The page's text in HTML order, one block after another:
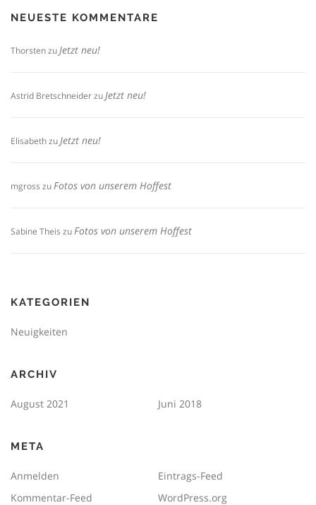
NEUESTE KOMMENTARE
ThorstenzuJetzt neu!
Astrid BretschneiderzuJetzt neu!
ElisabethzuJetzt neu!
mgross zuFotos von unserem Hoffest
Sabine Theis zuFotos von unserem Hoffest
KATEGORIEN
Neuigkeiten
ARCHIV
August 2021 Juni 2018
META
Anmelden
Eintrags-Feed
Kommentar-Feed
WordPress.org